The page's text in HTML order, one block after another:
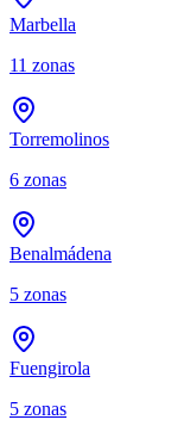
Marbella
11 zonas
Torremolinos
6 zonas
Benalmádena
5 zonas
Fuengirola
5 zonas